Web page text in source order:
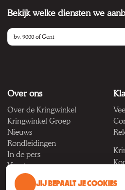
Bekijk welke diensten we
Over ons
Over de Kringwinkel
Kringwinkel Groep
Nieuws
Rondleidingen
In de pers
Vacatures
JIJ BEPAALT JE COOKIES